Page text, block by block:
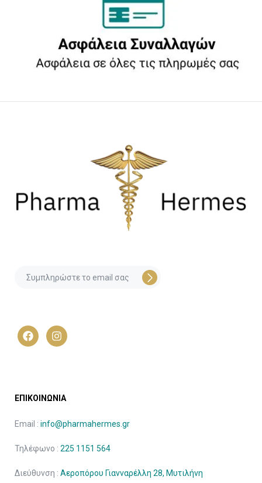
ΕΠΙΚΟΙΝΩΝΙΑ
Email : info@pharmahermes.gr
Τηλέφωνο : 225 1151 564
Διεύθυνση : Αεροπόρου Γιανναρέλλη 28, Μυτιλήνη